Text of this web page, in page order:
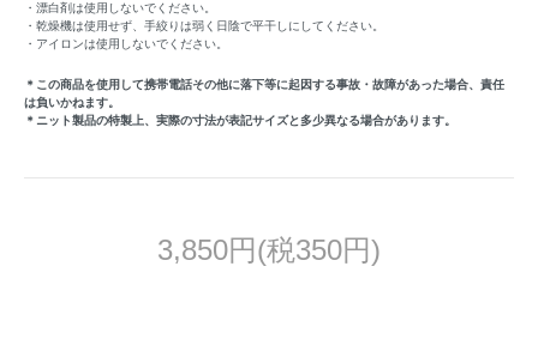
・漂白剤は使用しないでください。
・乾燥機は使用せず、手絞りは弱く日陰で平干しにしてください。
・アイロンは使用しないでください。
＊この商品を使用して携帯電話その他に落下等に起因する事故・故障があった場合、責任
は負いかねます。
＊ニット製品の特製上、実際の寸法が表記サイズと多少異なる場合があります。
3,850円(税350円)